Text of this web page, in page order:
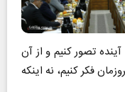
باید خود را در ۵۰ سال آینده تصور کنیم و از آن
فکر کنیم، نه اینکه